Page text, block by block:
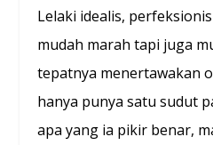
Lelaki idealis,
mudah marah tapi juga
tepatnya menertawakan
hanya punya satu sudut
apa yang ia pikir benar,